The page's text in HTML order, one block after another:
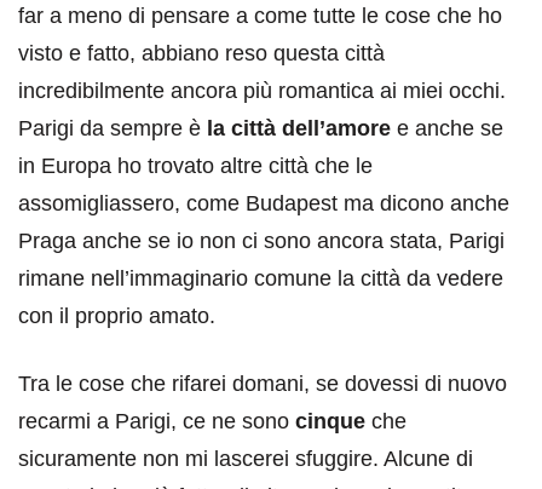
far a meno di pensare a come tutte le cose che ho
visto e fatto, abbiano reso questa città
incredibilmente ancora più romantica ai miei occhi.
Parigi da sempre è la città dell’amore e anche se
in Europa ho trovato altre città che le
assomigliassero, come Budapest ma dicono anche
Praga anche se io non ci sono ancora stata, Parigi
rimane nell’immaginario comune la città da vedere
con il proprio amato.
Tra le cose che rifarei domani, se dovessi di nuovo
recarmi a Parigi, ce ne sono cinque che
sicuramente non mi lascerei sfuggire. Alcune di